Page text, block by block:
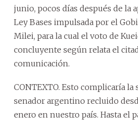
junio, pocos días después de la
Ley Bases impulsada por el
Milei, para la cual el voto de
concluyente según relata el
comunicación.
CONTEXTO. Esto complicaría
senador argentino recluido
enero en nuestro país. Hasta el